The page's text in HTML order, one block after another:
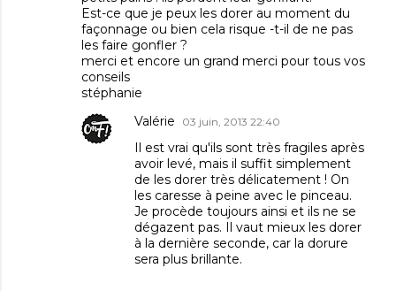
Est-ce que je peux les dorer au moment du
façonnage ou bien cela risque -t-il de ne pas
les faire gonfler ?
merci et encore un grand merci pour tous vos
conseils
stéphanie
Valérie 03 juin, 2013 22:40
Il est vrai qu'ils sont très fragiles après
avoir levé, mais il suffit simplement
de les dorer très délicatement ! On
les caresse à peine avec le pinceau.
Je procède toujours ainsi et ils ne se
dégazent pas. Il vaut mieux les dorer
à la dernière seconde, car la dorure
sera plus brillante.